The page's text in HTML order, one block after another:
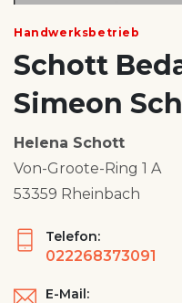
Handwerksbetrieb
Schott
Simeon
Helena Schott
Von-Groote-Ring 1 A
53359 Rheinbach
Telefon:
022268373091
E-Mail: